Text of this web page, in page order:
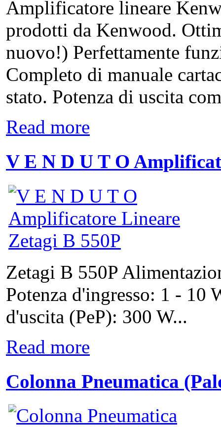
Amplificatore lineare
prodotti da Kenwood.
nuovo!) Perfettamente
Completo di manuale
stato. Potenza di uscita
Read more
V E N D U T O
Zetagi B 550P
Potenza d'ingresso: 1 - 10
d'uscita (PeP): 300 W...
Read more
Colonna Pneumatica